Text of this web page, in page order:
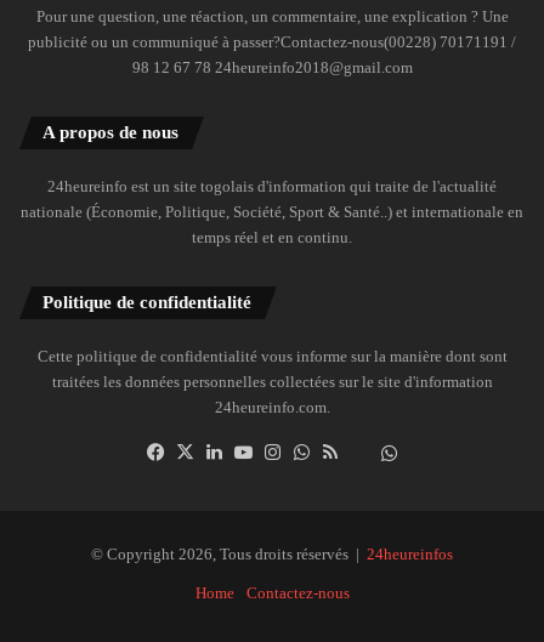
Pour une question, une réaction, un commentaire, une explication ? Une
publicité ou un communiqué à passer?Contactez-nous(00228) 70171191 /
98 12 67 78 24heureinfo2018@gmail.com
A propos de nous
24heureinfo est un site togolais d'information qui traite de l'actualité
nationale (Économie, Politique, Société, Sport & Santé..) et internationale en
temps réel et en continu.
Politique de confidentialité
Cette politique de confidentialité vous informe sur la manière dont sont
traitées les données personnelles collectées sur le site d'information
24heureinfo.com.
Facebook
X LinkedinYouTubeInstagramWhatsAppDailymotion
© Copyright 2026, Tous droits réservés | 24heureinfos
Home Contactez-nous